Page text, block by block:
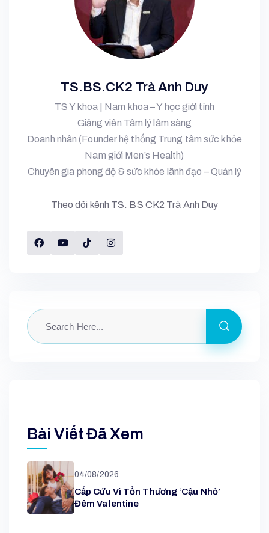
TS.BS.CK2 Trà Anh Duy
TS Y khoa | Nam khoa – Y học giới tính
Giảng viên Tâm lý lâm sàng
Doanh nhân (Founder hệ thống Trung tâm sức khỏe
Nam giới Men’s Health)
Chuyên gia phong độ & sức khỏe lãnh đạo – Quản lý
Theo dõi kênh TS. BS CK2 Trà Anh Duy
Bài Viết Đã Xem
04/08/2026
Cấp Cứu Vì Tổn Thương ‘cậu Nhỏ’
Đêm Valentine